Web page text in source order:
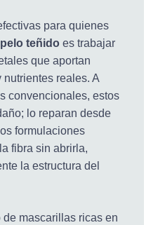
para quienes
teñido es trabajar
que aportan
reales. A
convencionales, estos
lo reparan desde
formulaciones
fibra sin abrirla,
la estructura del
mascarillas ricas en